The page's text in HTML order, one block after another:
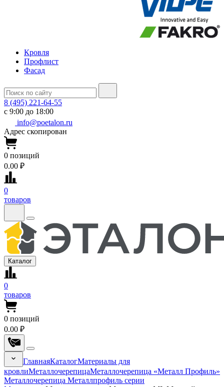
Кровля
Профлист
Фасад
8 (495) 221-64-55
с 9:00 до 18:00
info@poetalon.ru
Адрес скопирован
0 позиций
0.00 ₽
0
товаров
Каталог
0
товаров
0 позиций
0.00 ₽
ГлавнаяКаталогМатериалы для
кровлиМеталлочерепицаМеталлочерепица «Металл Профиль»
Металлочерепица Металлпрофиль серии